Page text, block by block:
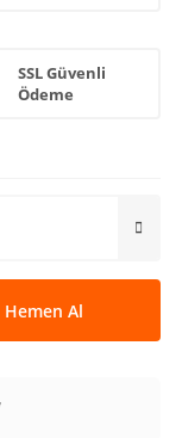
SSL Güvenli
Ödeme
Hemen Al